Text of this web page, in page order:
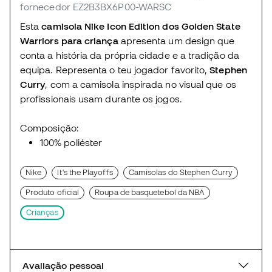
fornecedor EZ2B3BX6P00-WARSC
Esta camisola Nike Icon Edition dos Golden State
Warriors para criançaapresenta um design que
conta a história da própria cidade e a tradição da
equipa. Representa o teu jogador favorito,Stephen
Curry, com a camisola inspirada no visual que os
profissionais usam durante os jogos.
Composição:
100% poliéster
Nike It's the Playoffs Camisolas do Stephen Curry
Produto oficial Roupa de basquetebol da NBA
Crianças
Avaliação pessoal